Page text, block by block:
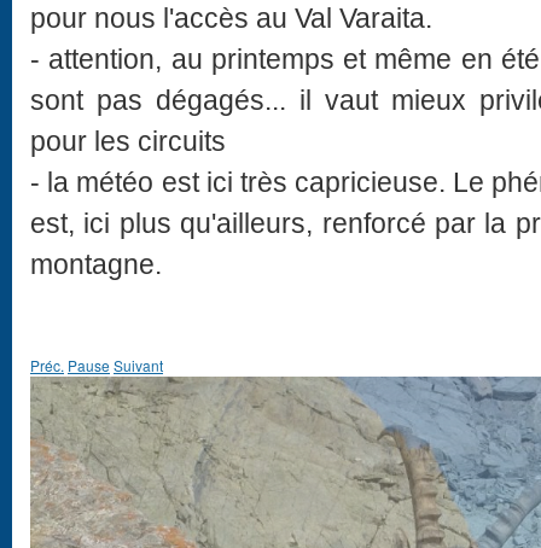
pour nous l'accès au Val Varaita.
- attention, au printemps et même en
sont pas dégagés... il vaut mieux
pour les circuits
- la météo est ici très capricieuse. Le
est, ici plus qu'ailleurs, renforcé par la
montagne.
Préc. Pause Suivant